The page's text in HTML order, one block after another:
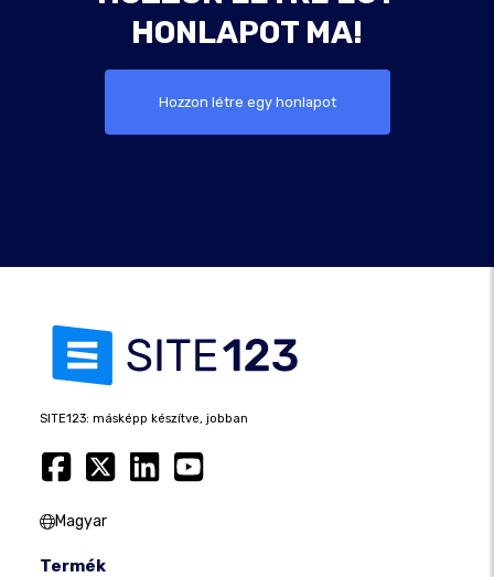
HONLAPOT MA!
Hozzon létre egy honlapot
SITE123: másképp készítve, jobban
Magyar
Termék